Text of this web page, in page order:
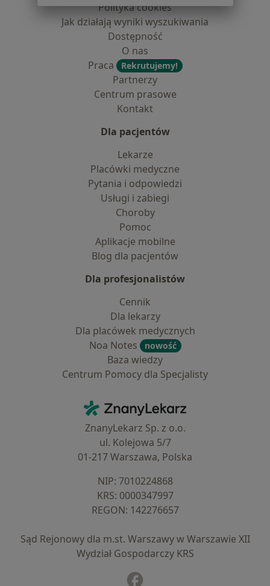
Polityka cookies
Jak działają wyniki wyszukiwania
Dostępność
O nas
Praca
Rekrutujemy!
Partnerzy
Centrum prasowe
Kontakt
Dla pacjentów
Lekarze
Placówki medyczne
Pytania i odpowiedzi
Usługi i zabiegi
Choroby
Pomoc
Aplikacje mobilne
Blog dla pacjentów
Dla profesjonalistów
Cennik
Dla lekarzy
Dla placówek medycznych
Noa Notes
nowość
Baza wiedzy
Centrum Pomocy dla Specjalisty
ZnanyLekarz - Strona główna
ZnanyLekarz Sp. z o.o.
ul. Kolejowa 5/7
01-217 Warszawa, Polska
NIP: ⁠7010224868
KRS: ⁠0000347997
REGON: ⁠142276657
Sąd Rejonowy dla m.st. Warszawy w Warszawie XII
Wydział Gospodarczy KRS